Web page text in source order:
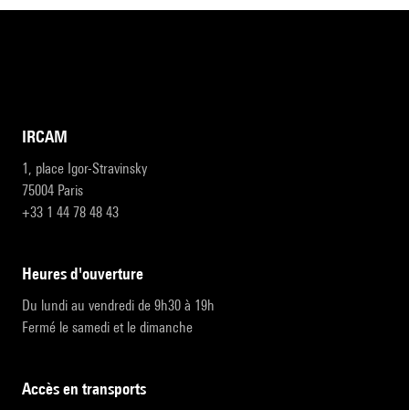
IRCAM
1, place Igor-Stravinsky
75004 Paris
+33 1 44 78 48 43
heures d'ouverture
Du lundi au vendredi de 9h30 à 19h
Fermé le samedi et le dimanche
accès en transports